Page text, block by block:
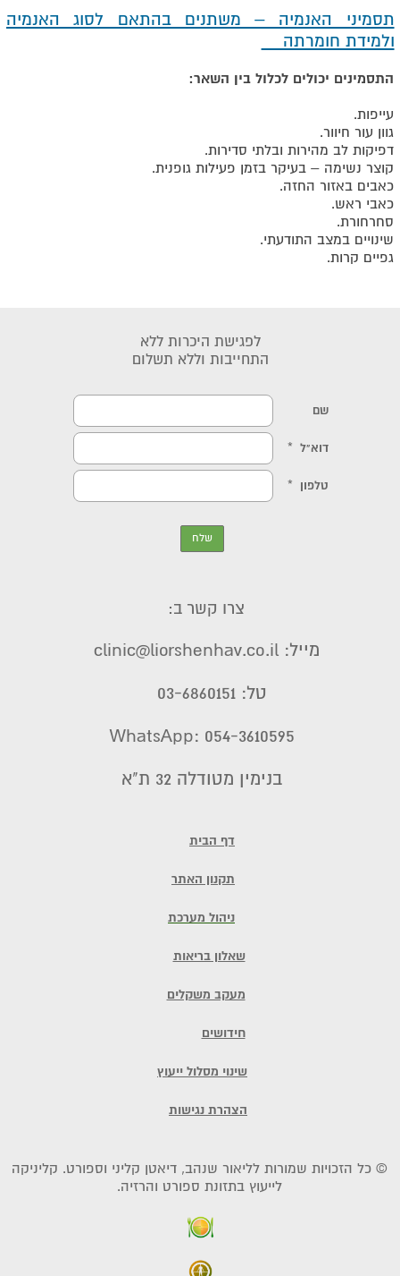
תסמיני האנמיה – משתנים בהתאם לסוג האנמיה
ולמידת חומרתה
התסמינים יכולים לכלול בין השאר:
עייפות.
גוון עור חיוור.
דפיקות לב מהירות ובלתי סדירות.
קוצר נשימה – בעיקר בזמן פעילות גופנית.
כאבים באזור החזה.
כאבי ראש.
סחרחורת.
שינויים במצב התודעתי.
גפיים קרות.
© כל הזכויות שמורות לליאור שנהב, דיאטן קליני וספורט. קליניקה
לייעוץ בתזונת ספורט והרזיה.
דף הבית
תקנון האתר
ניהול מערכת
שאלון בריאות
מעקב משקלים
חידושים
שינוי מסלול ייעוץ
הצהרת נגישות
לפגישת היכרות ללא
התחייבות וללא תשלום
בנימין מטודלה 32 ת"א
צרו קשר ב:
מייל: clinic@liorshenhav.co.il
טל: 03-6860151
WhatsApp: 054-3610595